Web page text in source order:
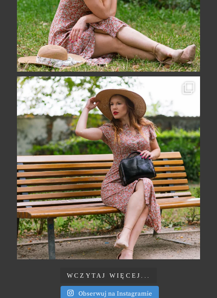
WCZYTAJ WIĘCEJ...
Obserwuj na Instagramie